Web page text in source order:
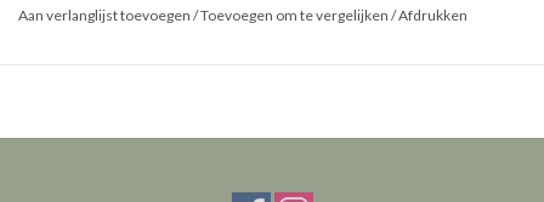
Aan verlanglijst toevoegen /Toevoegen om te vergelijken /Afdrukken